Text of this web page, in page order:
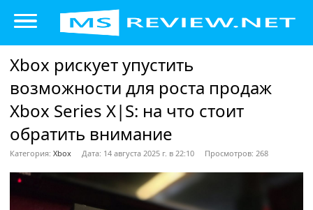
Xbox рискует упустить
возможности для роста продаж
Xbox Series X|S: на что стоит
обратить внимание
Категория: Xbox Дата: 14 августа 2025 г. в 22:10 Просмотров: 268